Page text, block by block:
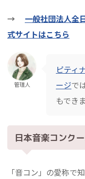
→ 一般社団法人全
式サイトはこちら
管理人
ピティ
ージで
もでき
日本音楽コンク
「音コン」の愛称で